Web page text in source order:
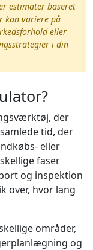
estimater baseret
kan variere på
eller
i din
der
tid, der
eller
faser
og inspektion
over, hvor lang
områder,
og